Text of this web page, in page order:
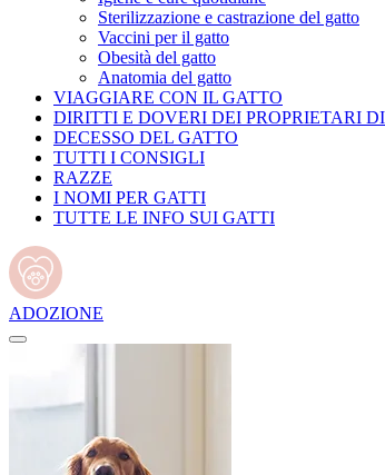
Sterilizzazione e castrazione del gatto
Vaccini per il gatto
Obesità del gatto
Anatomia del gatto
VIAGGIARE CON IL GATTO
DIRITTI E DOVERI DEI PROPRIETARI
DECESSO DEL GATTO
TUTTI I CONSIGLI
RAZZE
I NOMI PER GATTI
TUTTE LE INFO SUI GATTI
ADOZIONE